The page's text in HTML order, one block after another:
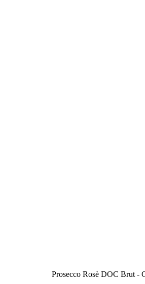
Prosecco Rosè DOC Brut -